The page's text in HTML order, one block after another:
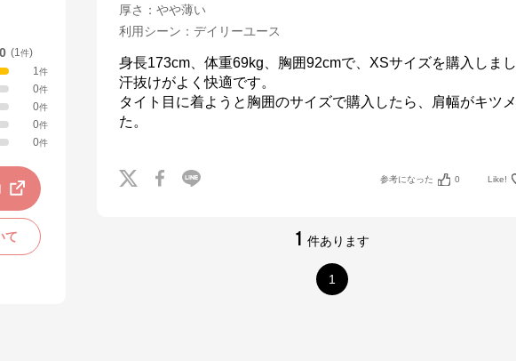
(1 件)
1件
0件
0件
0件
0件
て
厚さ ： やや薄い
利用シーン ： デイリーユース
身長173cm、体重69kg、胸囲92cmで、XSサイズを購入しまし
汗抜けがよく快適です。
タイト目に着ようと胸囲のサイズで購入したら、肩幅がキツ
た。
参考になった 0 Like!
1 件あります
1